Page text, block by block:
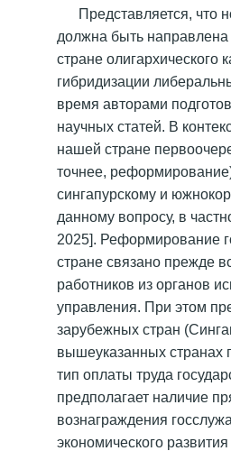
Представляется, что
должна быть
стране олигархического
гибридизации
время авторами
научных статей. В
нашей стране
точнее,
сингапурскому и
данному вопросу, в
2025]. Реформирование
стране связано прежде
работников из органов
управления. При этом
зарубежных стран
вышеуказанных странах
тип оплаты труда
предполагает наличие
вознаграждения
экономического